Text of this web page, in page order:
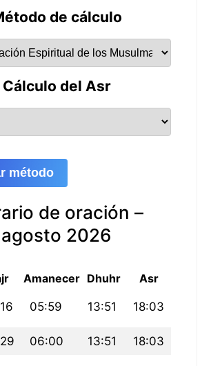
de cálculo
Cálculo del Asr
método
de oración –
agosto 2026
Amanecer Dhuhr Asr
05:59 13:51 18:03
06:00 13:51 18:03